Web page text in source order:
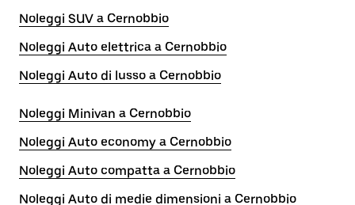
Noleggi SUV a Cernobbio
Noleggi Auto elettrica a Cernobbio
Noleggi Auto di lusso a Cernobbio
Noleggi Minivan a Cernobbio
Noleggi Auto economy a Cernobbio
Noleggi Auto compatta a Cernobbio
Noleggi Auto di medie dimensioni a Cernobbio